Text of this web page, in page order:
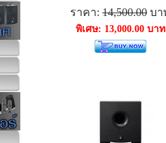
ราคา: 14,500.00 บา
พิเศษ: 13,000.00 บาท